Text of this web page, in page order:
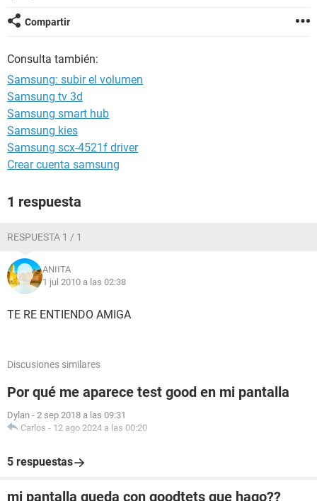
Compartir
Consulta también:
Samsung: subir el volumen
Samsung tv 3d
Samsung smart hub
Samsung kies
Samsung scx-4521f driver
Crear cuenta samsung
1 respuesta
RESPUESTA 1 / 1
ANIITA
1 jul 2010 a las 02:38
TE RE ENTIENDO AMIGA
Discusiones similares
Por qué me aparece test good en mi pantalla
Dylan - 2 sep 2018 a las 09:31
Carlos - 12 ago 2024 a las 00:20
5 respuestas
mi pantalla queda con goodtets que hago??